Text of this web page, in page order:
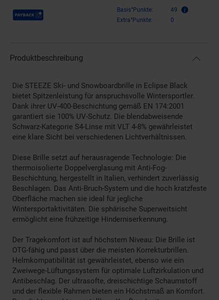
Payback Punkte Basis°Punkte:
49
Extra°Punkte:
0
Produktbeschreibung
Die STEEZE Ski- und Snowboardbrille in Eclipse Black
bietet Spitzenleistung für anspruchsvolle Wintersportler.
Dank ihrer UV-400-Beschichtung gemäß EN 174:2001
garantiert sie 100% UV-Schutz. Die blendabweisende
Schwarz-Kategorie S4-Linse mit VLT 4-8% gewährleistet
eine klare Sicht bei verschiedenen Lichtverhältnissen.
Diese Brille setzt auf herausragende Technologie: Die
thermoisolierte Doppelverglasung mit Anti-Fog-
Beschichtung, hergestellt in Italien, verhindert zuverlässig
Beschlagen. Das Anti-Bruch-System und die hoch kratzfeste
Oberfläche machen sie ideal für jegliche
Wintersportaktivitäten. Die sphärische Superweitsicht
ermöglicht eine frühzeitige Hinderniserkennung.
Der Tragekomfort ist auf höchstem Niveau: Die Brille ist
OTG-fähig und passt über die meisten Korrekturbrillen.
Helmkompatibilität ist gewährleistet, ebenso wie ein
Zweiwege-Lüftungssystem für optimale Luftzirkulation und
Antibeschlag. Der ultrasofte, dreischichtige Schaumstoff
und der flexible Rahmen bieten ein Höchstmaß an Komfort.